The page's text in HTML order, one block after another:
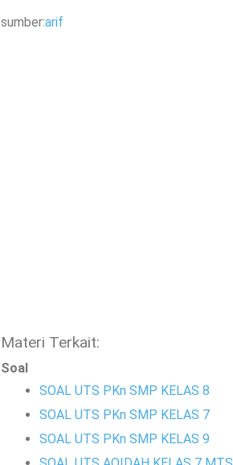
sumber:arif
Materi Terkait:
Soal
SOAL UTS PKn SMP KELAS 8
SOAL UTS PKn SMP KELAS 7
SOAL UTS PKn SMP KELAS 9